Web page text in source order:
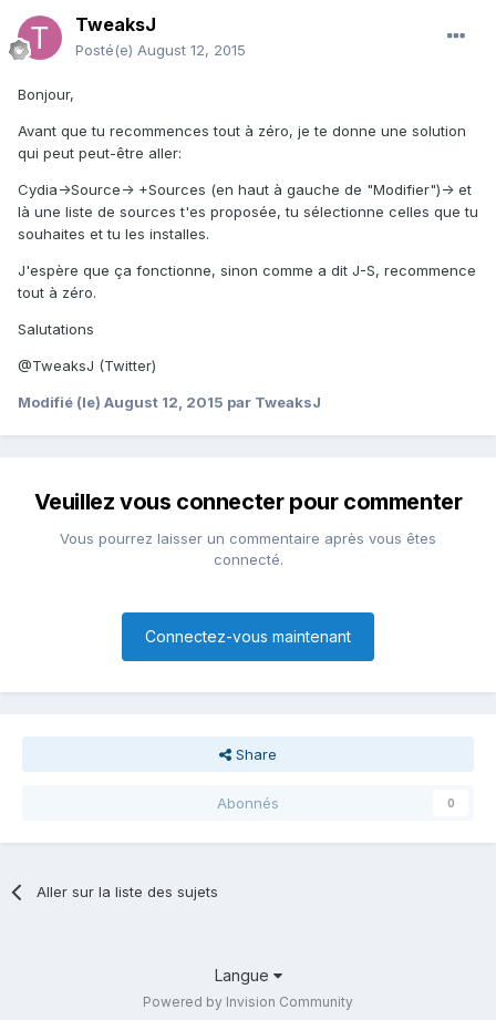
TweaksJ
Posté(e) August 12, 2015
Bonjour,
Avant que tu recommences tout à zéro, je te donne une solution
qui peut peut-être aller:
Cydia->Source-> +Sources (en haut à gauche de "Modifier")-> et
là une liste de sources t'es proposée, tu sélectionne celles que tu
souhaites et tu les installes.
J'espère que ça fonctionne, sinon comme a dit J-S, recommence
tout à zéro.
Salutations
@TweaksJ (Twitter)
Modifié (le) August 12, 2015 par TweaksJ
Veuillez vous connecter pour commenter
Vous pourrez laisser un commentaire après vous êtes
connecté.
Connectez-vous maintenant
Share
Abonnés 0
Aller sur la liste des sujets
Langue
Powered by Invision Community